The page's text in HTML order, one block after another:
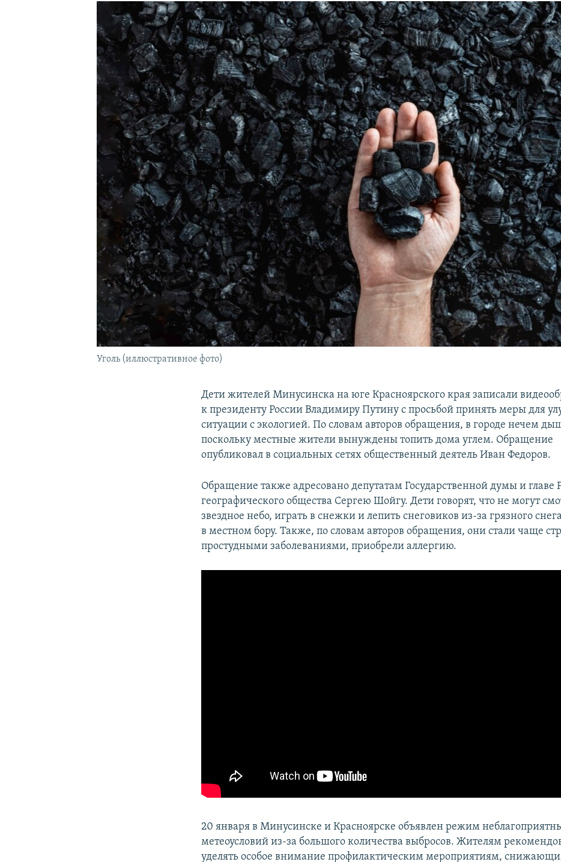
ПОДПИШИТЕСЬ НА РАССЫЛКУ
Уголь (иллюстративное фото)
Дети жителей Минусинска на юге Красноярского края записали
к президенту России Владимиру Путину с просьбой принять меры для
ситуации с экологией. По словам авторов обращения, в городе нечем
поскольку местные жители вынуждены топить дома углем. Обращение
опубликовал в социальных сетях общественный деятель Иван Федоров.
Обращение также адресовано депутатам Государственной думы и главе
географического общества Сергею Шойгу. Дети говорят, что не могут
звездное небо, играть в снежки и лепить снеговиков из-за грязного
в местном бору. Также, по словам авторов обращения, они стали чаще
простудными заболеваниями, приобрели аллергию.
20 января в Минусинске и Красноярске объявлен режим
метеоусловий из-за большого количества выбросов. Жителям
уделять особое внимание профилактическим мероприятиям,